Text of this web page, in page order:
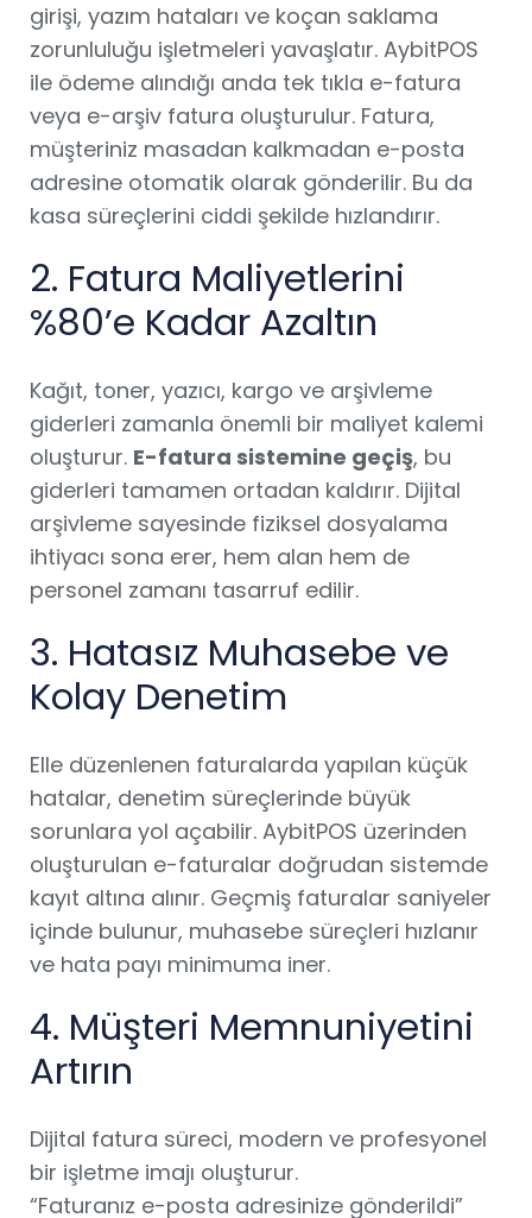
girişi, yazım hataları ve koçan saklama
zorunluluğu işletmeleri yavaşlatır. AybitPOS
ile ödeme alındığı anda tek tıkla e-fatura
veya e-arşiv fatura oluşturulur. Fatura,
müşteriniz masadan kalkmadan e-posta
adresine otomatik olarak gönderilir. Bu da
kasa süreçlerini ciddi şekilde hızlandırır.
2. Fatura Maliyetlerini
%80’e Kadar Azaltın
Kağıt, toner, yazıcı, kargo ve arşivleme
giderleri zamanla önemli bir maliyet kalemi
oluşturur. E-fatura sistemine geçiş, bu
giderleri tamamen ortadan kaldırır. Dijital
arşivleme sayesinde fiziksel dosyalama
ihtiyacı sona erer, hem alan hem de
personel zamanı tasarruf edilir.
3. Hatasız Muhasebe ve
Kolay Denetim
Elle düzenlenen faturalarda yapılan küçük
hatalar, denetim süreçlerinde büyük
sorunlara yol açabilir. AybitPOS üzerinden
oluşturulan e-faturalar doğrudan sistemde
kayıt altına alınır. Geçmiş faturalar saniyeler
içinde bulunur, muhasebe süreçleri hızlanır
ve hata payı minimuma iner.
4. Müşteri Memnuniyetini
Artırın
Dijital fatura süreci, modern ve profesyonel
bir işletme imajı oluşturur.
“Faturanız e-posta adresinize gönderildi”